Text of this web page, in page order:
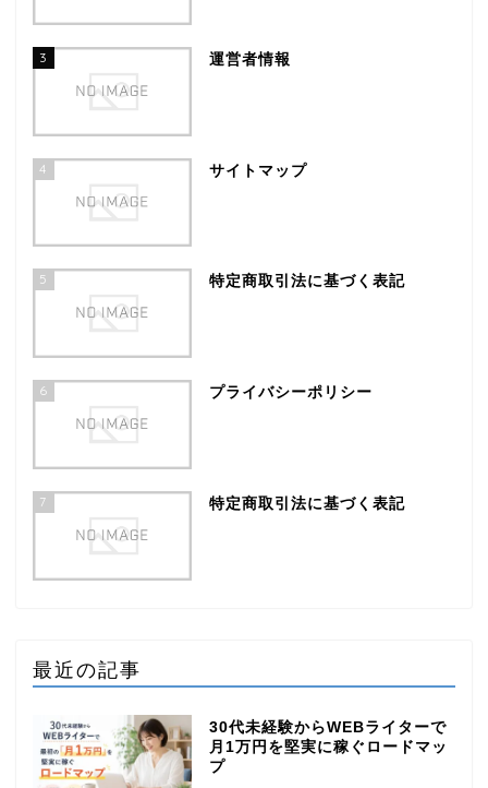
3 運営者情報
4 サイトマップ
5 特定商取引法に基づく表記
6 プライバシーポリシー
7 特定商取引法に基づく表記
最近の記事
30代未経験からWEBライターで
月1万円を堅実に稼ぐロードマッ
プ